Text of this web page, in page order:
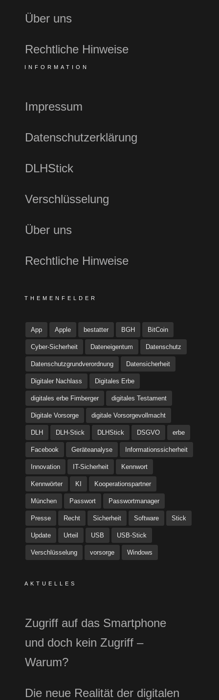
Über uns
Rechtliche Hinweise
INFORMATION
Impressum
Datenschutzerklärung
DLHStick
Verschlüsselung
Über uns
Rechtliche Hinweise
THEMENFELDER
App Apple bestatter BGH BitCoin
Cyber-Sicherheit Dateneigentum Datenschutz
Datenschutzgrundverordnung Datensicherheit
Digitaler Nachlass Digitales Erbe
digitales erbe Fimberger digitales Testament
Digitale Vorsorge digitale Vorsorgevollmacht
DLH DLH-Stick DLHStick DSGVO erbe
Facebook Geräteanalyse Informationssicherheit
Innovation IT-Sicherheit Kennwort
Kennwörter KI Kooperationspartner
München Passwort Passwortmanager
Presse Recht Sicherheit Software Stick
Update Urteil USB USB-Stick
Verschlüsselung vorsorge Windows
AKTUELLES
Zugriff auf das Smartphone
und doch kein Zugriff –
Warum?
Die neue Realität der digitalen